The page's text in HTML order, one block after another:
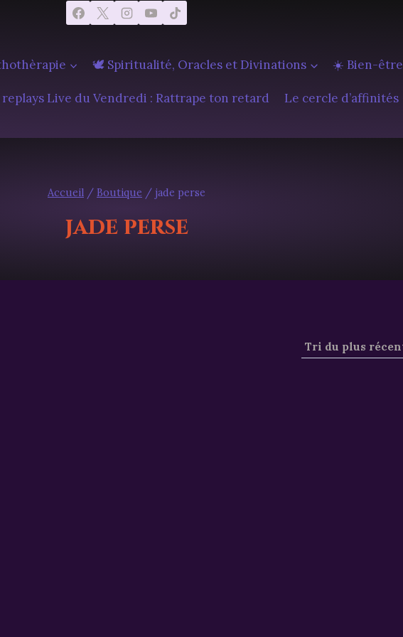
🕊️ Spiritualité, Oracles et Divinations ☀️ Bien-être
replays Live du Vendredi : Rattrape ton retard Le cercle d’affinités
Accueil / Boutique / jade perse
jade perse